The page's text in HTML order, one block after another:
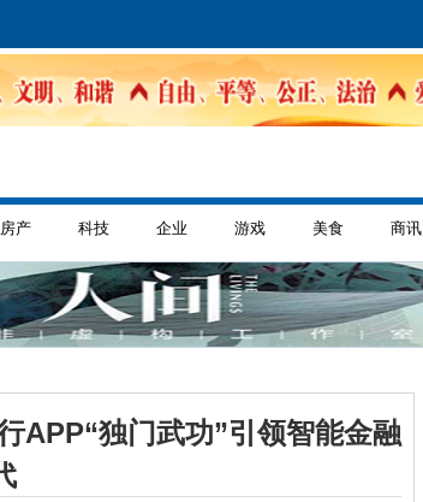
房产 科技 企业 游戏 美食 商讯
APP“独门武功”引领智能金融